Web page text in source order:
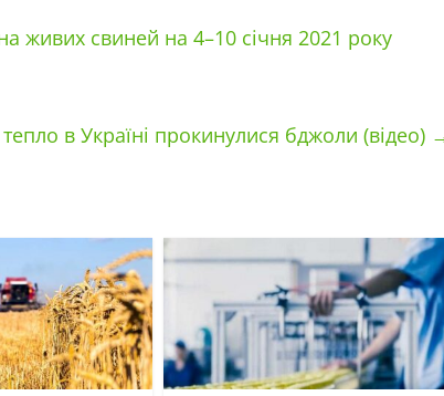
живих свиней на 4–10 січня 2021 року
в Україні прокинулися бджоли (відео)